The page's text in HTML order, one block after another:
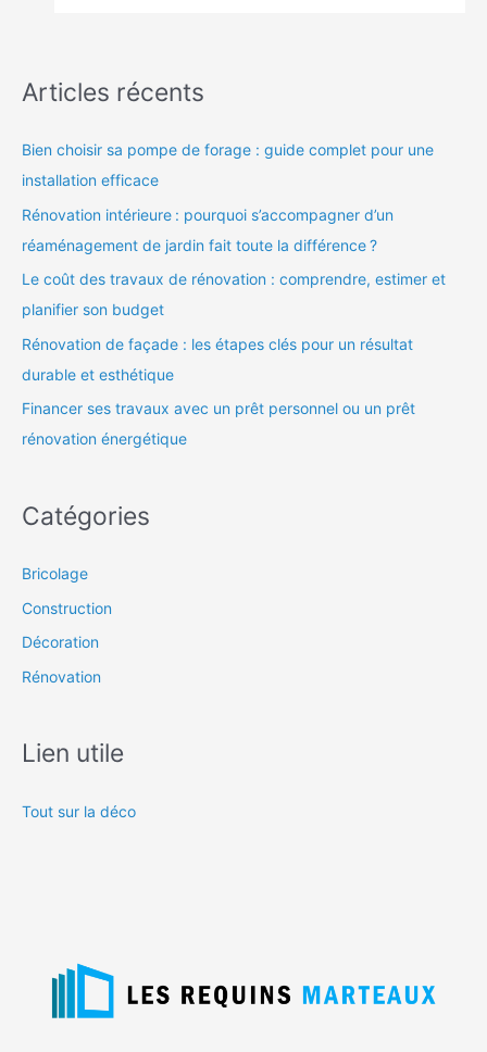
Articles récents
Bien choisir sa pompe de forage : guide complet pour une
installation efficace
Rénovation intérieure : pourquoi s’accompagner d’un
réaménagement de jardin fait toute la différence ?
Le coût des travaux de rénovation : comprendre, estimer et
planifier son budget
Rénovation de façade : les étapes clés pour un résultat
durable et esthétique
Financer ses travaux avec un prêt personnel ou un prêt
rénovation énergétique
Catégories
Bricolage
Construction
Décoration
Rénovation
Lien utile
Tout sur la déco